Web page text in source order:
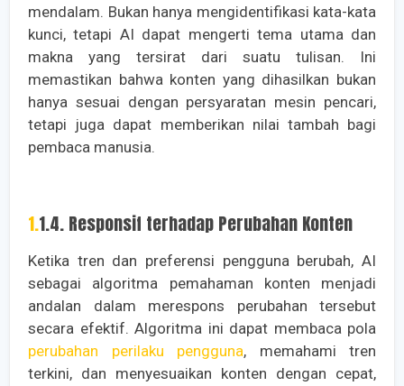
mendalam. Bukan hanya mengidentifikasi kata-kata
kunci, tetapi AI dapat mengerti tema utama dan
makna yang tersirat dari suatu tulisan. Ini
memastikan bahwa konten yang dihasilkan bukan
hanya sesuai dengan persyaratan mesin pencari,
tetapi juga dapat memberikan nilai tambah bagi
pembaca manusia.
1.1.4. Responsif terhadap Perubahan Konten
Ketika tren dan preferensi pengguna berubah, AI
sebagai algoritma pemahaman konten menjadi
andalan dalam merespons perubahan tersebut
secara efektif. Algoritma ini dapat membaca pola
perubahan perilaku pengguna, memahami tren
terkini, dan menyesuaikan konten dengan cepat,